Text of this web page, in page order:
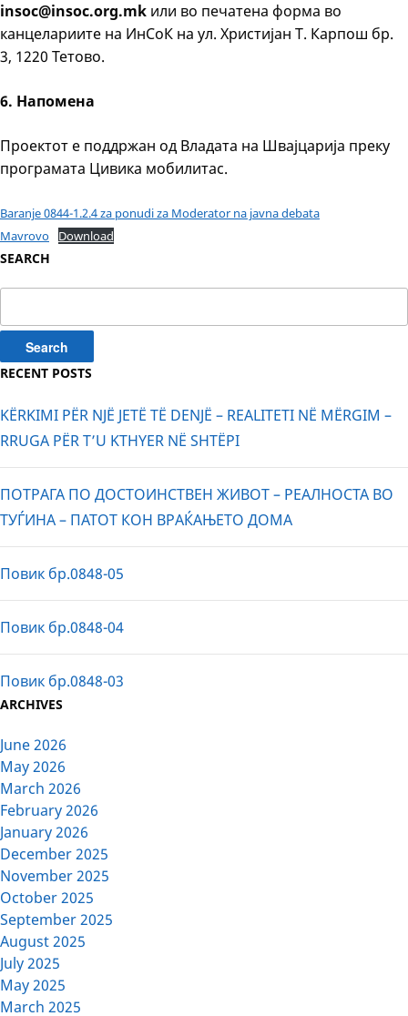
SEARCH
for:
RECENT POSTS
KËRKIMI PËR NJË JETË TË DENJË – REALITETI NË MËRGIM –
RRUGA PËR T’U KTHYER NË SHTËPI
ПОТРАГА ПО ДОСТОИНСТВЕН ЖИВОТ – РЕАЛНОСТА ВО
ТУЃИНА – ПАТОТ КОН ВРАЌАЊЕТО ДОМА
Повик бр.0848-05
Повик бр.0848-04
Повик бр.0848-03
ARCHIVES
June 2026
May 2026
March 2026
February 2026
January 2026
December 2025
November 2025
October 2025
September 2025
August 2025
July 2025
May 2025
March 2025
insoc@insoc.org.mk или во печатена форма во
канцелариите на ИнСоК на ул. Христијан Т. Карпош бр.
3, 1220 Тетово.
6. Напомена
Проектот е поддржан од Владата на Швајцарија преку
програмата Цивика мобилитас.
Baranje 0844-1.2.4 za ponudi za Moderator na javna debata
Mavrovo
Download